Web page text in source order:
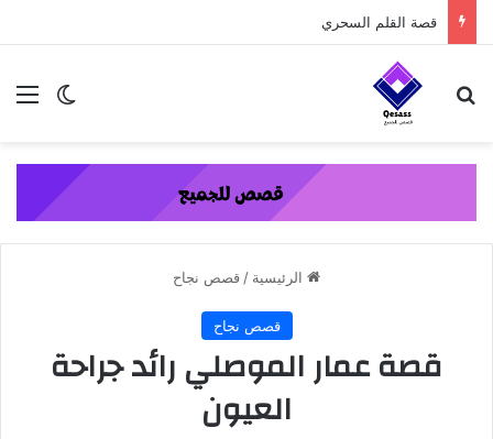
content
قصة القلم السحري
الوضع بحث عن
الرئيسية / قصص نجاح
قصص نجاح
قصة عمار الموصلي رائد جراحة
العيون